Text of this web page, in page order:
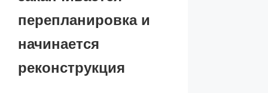
перепланировка и
начинается
реконструкция